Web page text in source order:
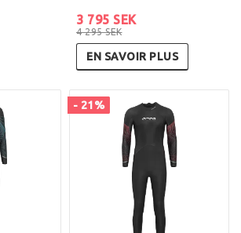
4 295 SEK
3 795 SEK
EN SAVOIR PLUS
- 21%